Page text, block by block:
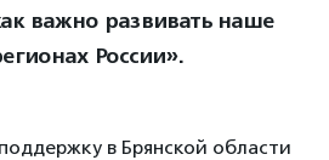
важно развивать наше
России».
в Брянской области